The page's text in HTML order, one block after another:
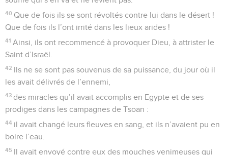
Il les avait guidés le jour par la nuée, et toute la nuit par un
feu éclatant.
Il avait fendu des rochers dans le désert, et il leur avait
donné à boire en abondance.
Du rocher il avait fait jaillir des sources et couler de l’eau,
comme des fleuves.
Mais ils ont continué à pécher contre lui, à se révolter
contre le Très-Haut dans le désert.
Ils ont provoqué Dieu dans leur cœur en demandant de la
nourriture à leur goût.
Ils ont parlé contre Dieu, ils ont dit : « Dieu pourrait-il